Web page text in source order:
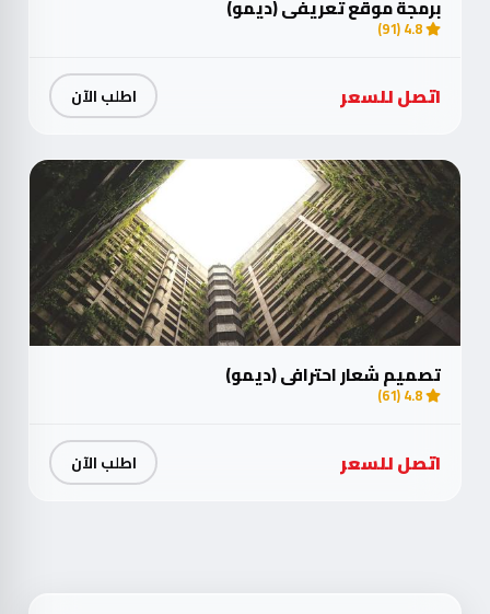
برمجة موقع تعريفي (ديمو)
4.8 (91)
اتصل للسعر اطلب الآن
تصميم شعار احترافي (ديمو)
4.8 (61)
اتصل للسعر اطلب الآن